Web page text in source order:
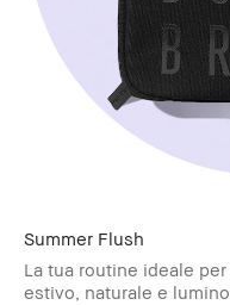
Summer Flush​
La tua routine ideale
estivo, naturale e